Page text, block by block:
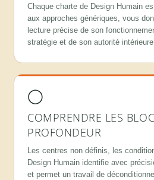
Chaque charte de Design Humain
aux approches génériques, vous
lecture précise de son
stratégie et de son autorité
◯
COMPRENDRE LES
PROFONDEUR
Les centres non définis, les
Design Humain identifie avec
et permet un travail de